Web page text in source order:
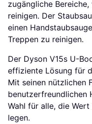
zugängliche
reinigen. Der
einen
Treppen zu reinigen.
Der Dyson V15s U-
effiziente Lösung für
Mit seinen nützlichen
benutzerfreundlichen
Wahl für alle, die
legen.